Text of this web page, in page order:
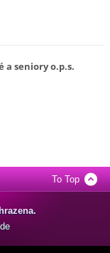
a seniory o.p.s.
To Top